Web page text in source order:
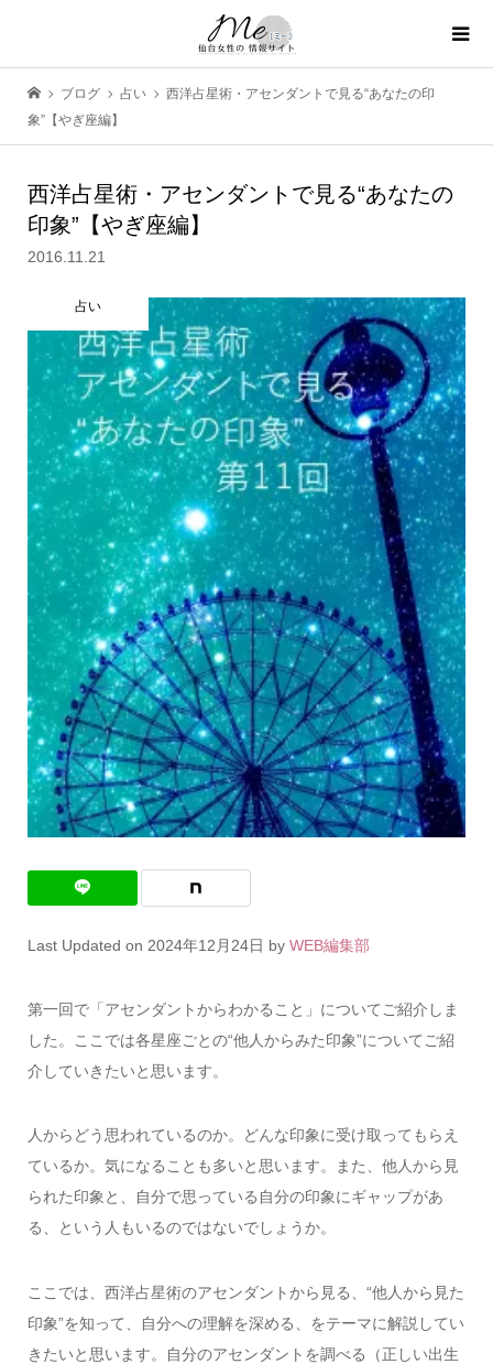
ブログ 占い
西洋占星術・アセンダントで見る“あなたの印
象”【やぎ座編】
西洋占星術・アセンダントで見る“あなたの
印象”【やぎ座編】
2016.11.21
占い
Last Updated on 2024年12月24日 by WEB編集部
第一回で「アセンダントからわかること」についてご紹介しま
した。ここでは各星座ごとの“他人からみた印象”についてご紹
介していきたいと思います。
人からどう思われているのか。どんな印象に受け取ってもらえ
ているか。気になることも多いと思います。また、他人から見
られた印象と、自分で思っている自分の印象にギャップがあ
る、という人もいるのではないでしょうか。
ここでは、西洋占星術のアセンダントから見る、“他人から見た
印象”を知って、自分への理解を深める、をテーマに解説してい
きたいと思います。自分のアセンダントを調べる（正しい出生